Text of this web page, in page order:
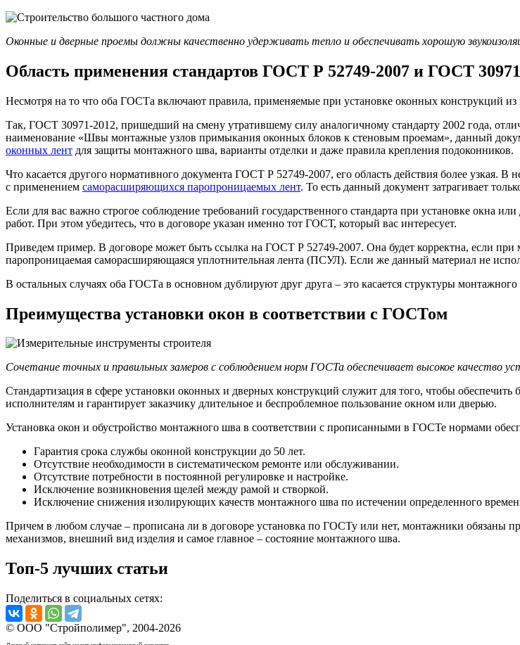
Оконные и дверные проемы должны качественно удерживать тепло и обеспечивать хорошую
Область применения стандартов ГОСТ Р 52749-2007 и ГОСТ
Несмотря на то что оба ГОСТа включают правила, применяемые при установке оконных конструкций
Так, ГОСТ 30971-2012, пришедший на смену утратившему силу аналогичному стандарту 2002 года,
наименование «Швы монтажные узлов примыкания оконных блоков к стеновым проемам», данный
оконных лент для защиты монтажного шва, варианты отделки и даже правила крепления подоконников.
Что касается другого нормативного документа ГОСТ Р 52749-2007, его область действия более узкая.
с применением саморасширяющихся паропроницаемых лент. То есть данный документ затрагивает
Если для вас важно строгое соблюдение требований государственного стандарта при установке окна
работ. При этом убедитесь, что в договоре указан именно тот ГОСТ, который вас интересует.
Приведем пример. В договоре может быть ссылка на ГОСТ Р 52749-2007. Она будет корректна, если при
паропроницаемая саморасширяющаяся уплотнительная лента (ПСУЛ). Если же данный материал не
В остальных случаях оба ГОСТа в основном дублируют друг друга – это касается структуры
Преимущества установки окон в соответствии с ГОСТом
Сочетание точных и правильных замеров с соблюдением норм ГОСТа обеспечивает высокое качество
Стандартизация в сфере установки оконных и дверных конструкций служит для того, чтобы
исполнителям и гарантирует заказчику длительное и беспроблемное пользование окном или дверью.
Установка окон и обустройство монтажного шва в соответствии с прописанными в ГОСТе нормами
Гарантия срока службы оконной конструкции до 50 лет.
Отсутствие необходимости в систематическом ремонте или обслуживании.
Отсутствие потребности в постоянной регулировке и настройке.
Исключение возникновения щелей между рамой и створкой.
Исключение снижения изолирующих качеств монтажного шва по истечении определенного
Причем в любом случае – прописана ли в договоре установка по ГОСТу или нет, монтажники обязаны
механизмов, внешний вид изделия и самое главное – состояние монтажного шва.
Топ-5 лучших статьи
Поделиться в социальных сетях:
© ООО "Стройполимер", 2004-2026